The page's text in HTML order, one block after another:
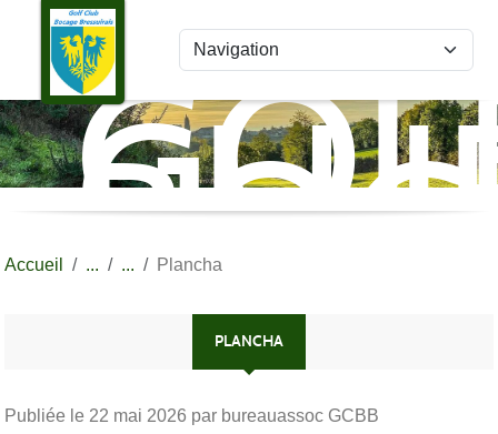
Accueil Plancha
PLANCHA
Publiée le 22 mai 2026 par bureauassoc GCBB
Panneau de gestion des cookies